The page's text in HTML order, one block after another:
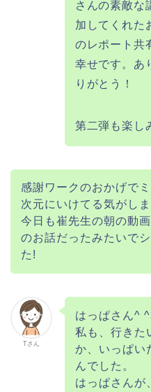
さんの素敵な
加してくれた
のレポート共
幸せです。あ
りがとう！
第二弾も楽し
感謝ワークのおかげで
次元にいけてる気がし
今日も崔先生の朝の動
のお話だったみたいで
た!
Tさん
はっぱさん^ ^
私も、行きた
か、いっぱい
んでした。
はっぱさんが